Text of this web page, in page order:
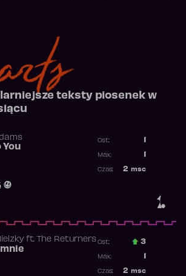
teksty piosenek w
1.
You
Ost.:
Max:
2 msc
Czas:
ft. The Returners Ost.: 3
Max:
2 msc
Czas: